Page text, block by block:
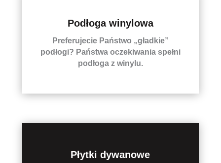
Podłoga winylowa
Preferujecie Państwo „gładkie”
podłogi? Państwa oczekiwania spełni
podłoga z winylu.
Płytki dywanowe